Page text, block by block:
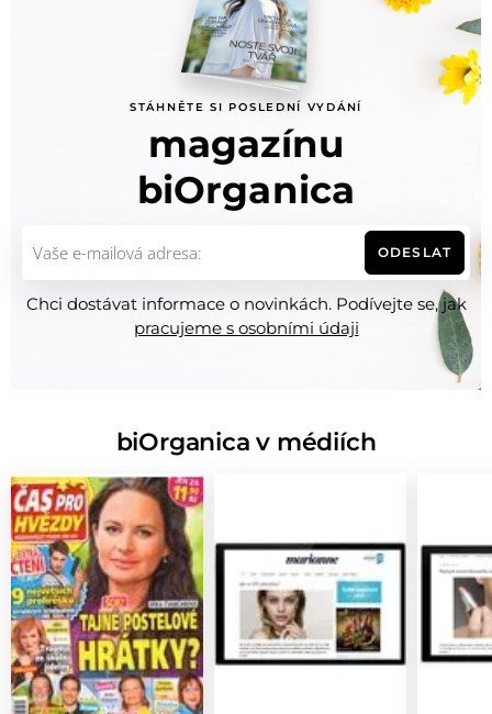
STÁHNĚTE SI POSLEDNÍ VYDÁNÍ
magazínu
biOrganica
ODESLAT
Chci dostávat informace o novinkách. Podívejte se, jak
pracujeme s osobními údaji
biOrganica v médiích